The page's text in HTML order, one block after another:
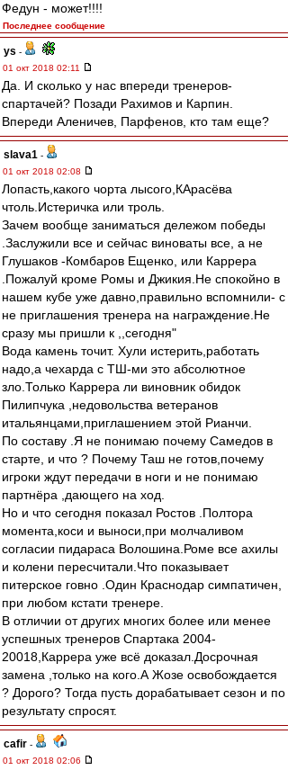
Федун - может!!!!
Последнее сообщение
ys -
01 окт 2018 02:11
Да. И сколько у нас впереди тренеров-
спартачей? Позади Рахимов и Карпин.
Впереди Аленичев, Парфенов, кто там еще?
slava1 -
01 окт 2018 02:08
Лопасть,какого чорта лысого,КАрасёва
чтоль.Истеричка или троль.
Зачем вообще заниматься дележом победы
.Заслужили все и сейчас виноваты все, а не
Глушаков -Комбаров Ещенко, или Каррера
.Пожалуй кроме Рoмы и Джикия.Не спокойно в
нашем кубе уже давно,правильно вспомнили- с
не приглашения тренера на награждение.Не
сразу мы пришли к ,,сегодня"
Вода камень точит. Хули истерить,работать
надо,а чехарда с ТШ-ми это абсолютное
зло.Только Каррера ли виновник обидок
Пилипчука ,недовольства ветеранов
итальянцами,приглашением этой Рианчи.
По составу .Я не понимаю почему Самедов в
старте, и что ? Почему Таш не готов,почему
игроки ждут передачи в ноги и не понимаю
партнёра ,дающего на ход.
Но и что сегодня показал Ростов .Полтора
момента,коси и выноси,при молчаливом
согласии пидараса Волошина.Роме все ахилы
и колени пересчитали.Что показывает
питерское говно .Один Краснодар симпатичен,
при любом кстати тренере.
В отличии от других многих более или менее
успешных тренеров Спартака 2004-
20018,Каррера уже всё доказал.Досрочная
замена ,только на кого.А Жозе освобождается
? Дорого? Тогда пусть дорабатывает сезон и по
результату спросят.
cafir -
01 окт 2018 02:06